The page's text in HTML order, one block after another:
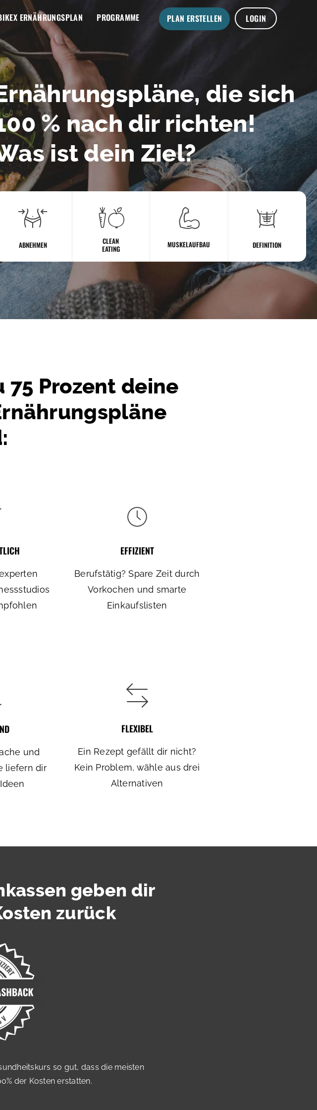
ERNÄHRUNGSPLAN PROGRAMME PLAN ERSTELLEN LOGIN
die sich
% nach dir richten!
ist dein Ziel?
ABNEHMEN
CLEAN
EATING
MUSKELAUFBAU DEFINITION
Prozent deine
EFFIZIENT
Berufstätig? Spare Zeit durch
Vorkochen und smarte
Einkaufslisten
und
liefern dir
FLEXIBEL
Ein Rezept gefällt dir nicht?
Kein Problem, wähle aus drei
Alternativen
geben dir
zurück
so gut, dass die meisten
der Kosten erstatten.